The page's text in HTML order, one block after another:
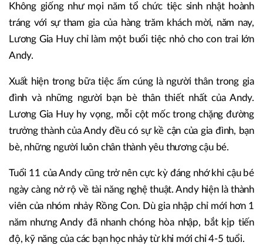
Không giống như mọi năm tổ chức tiệc sinh nhật hoành
tráng với sự tham gia của hàng trăm khách mời, năm nay,
Lương Gia Huy chỉ làm một buổi tiệc nhỏ cho con trai lớn
Andy.
Xuất hiện trong bữa tiệc ấm cúng là người thân trong gia
đình và những người bạn bè thân thiết nhất của Andy.
Lương Gia Huy hy vọng, mỗi cột mốc trong chặng đường
trưởng thành của Andy đều có sự kề cận của gia đình, bạn
bè, những người luôn chân thành yêu thương cậu bé.
Tuổi 11 của Andy cũng trở nên cực kỳ đáng nhớ khi cậu bé
ngày càng nở rộ về tài năng nghệ thuật. Andy hiện là thành
viên của nhóm nhảy Rồng Con. Dù gia nhập chỉ mới hơn 1
năm nhưng Andy đã nhanh chóng hòa nhập, bắt kịp tiến
độ, kỹ năng của các bạn học nhảy từ khi mới chỉ 4-5 tuổi.